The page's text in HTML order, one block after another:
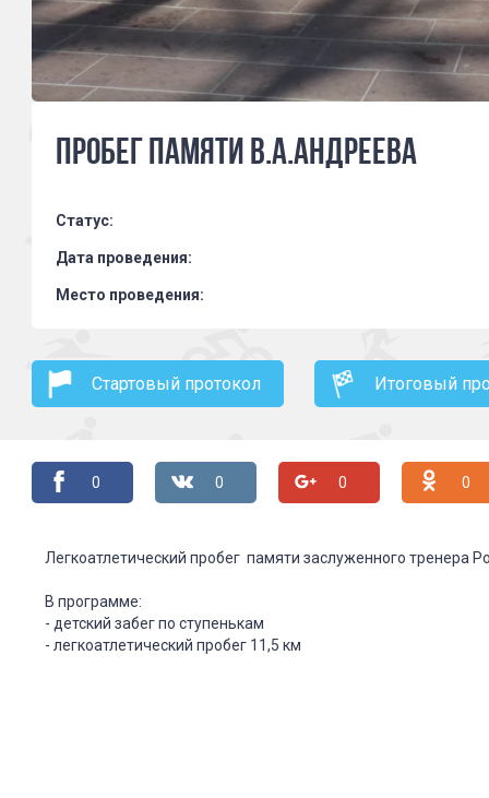
Пробег памяти В.А.Андреева
Статус:
Дата проведения:
Место проведения:
Стартовый протокол Итоговый
0 0 0 0
Легкоатлетический пробег памяти заслуженного тренера
В программе:
- детский забег по ступенькам
- легкоатлетический пробег 11,5 км